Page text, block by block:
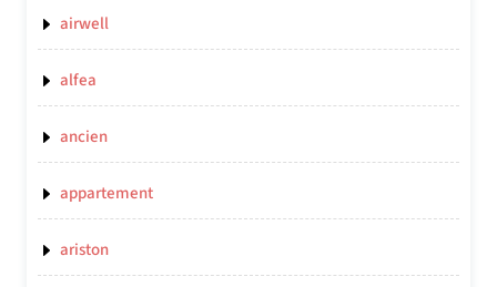
airwell
alfea
ancien
appartement
ariston